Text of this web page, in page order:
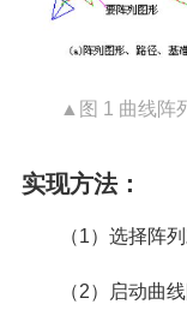
▲图 1 曲线阵
实现方法：
（1）选择阵
（2）启动曲